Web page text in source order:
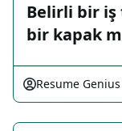
Belirli bir iş
bir kapak
Resume Genius